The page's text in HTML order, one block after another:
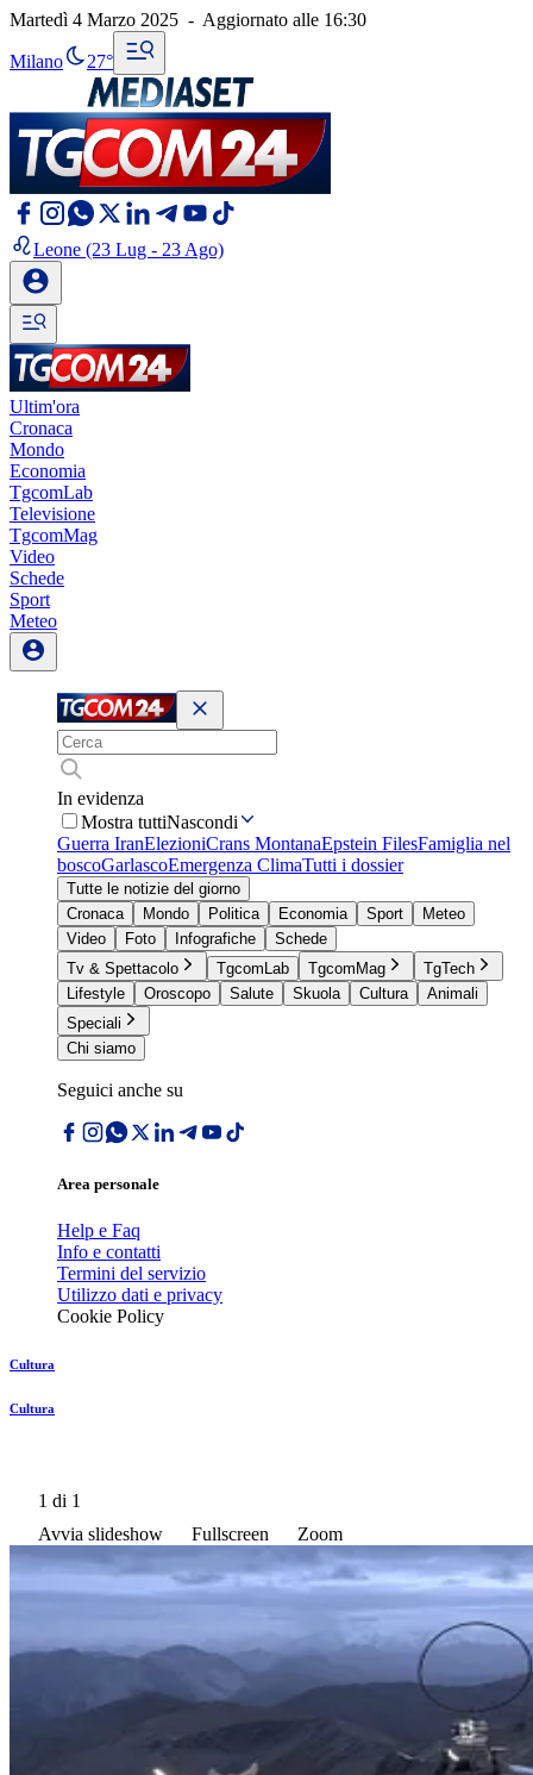
Martedì 4 Marzo 2025 - Aggiornato alle 16:30
Milano 27°
Leone (23 Lug - 23 Ago)
Ultim'ora
Cronaca
Mondo
Economia
TgcomLab
Televisione
TgcomMag
Video
Schede
Sport
Meteo
In evidenza
Mostra tuttiNascondi
Guerra IranElezioniCrans MontanaEpstein FilesFamiglia nel
boscoGarlascoEmergenza ClimaTutti i dossier
Tutte le notizie del giorno
Cronaca
Mondo Politica Economia Sport
Meteo
Video
Foto Infografiche
Schede
Tv & Spettacolo
TgcomLab TgcomMag
TgTech
Lifestyle
Oroscopo Salute Skuola Cultura
Animali
Speciali
Chi siamo
Seguici anche su
Area personale
Help e Faq
Info e contatti
Termini del servizio
Utilizzo dati e privacy
Cookie Policy
Cultura
Cultura
1 di 1
Avvia slideshow
Fullscreen Zoom